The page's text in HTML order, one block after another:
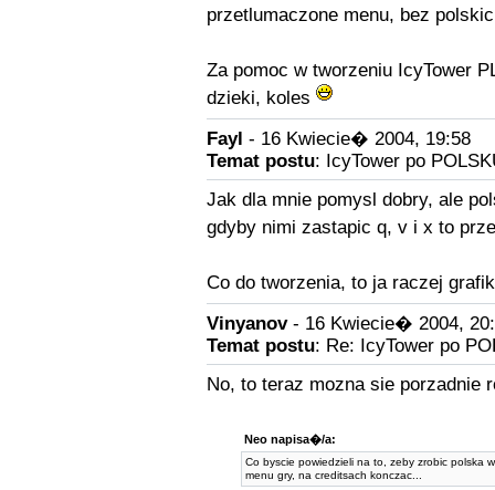
przetlumaczone menu, bez
Za pomoc w tworzeniu IcyTower
dzieki, koles
Fayl - 16 Kwiecie� 2004, 19:58
Temat postu: IcyTower po
Jak dla mnie pomysl dobry, ale
gdyby nimi zastapic q, v i x to
Co do tworzenia, to ja raczej
Vinyanov- 16 Kwiecie� 2004,
Temat postu: Re: IcyTower po
No, to teraz mozna sie porzadnie
Neo napisa�/a:
Co byscie powiedzieli na to, zeby zrobic polska
menu gry, na creditsach konczac...